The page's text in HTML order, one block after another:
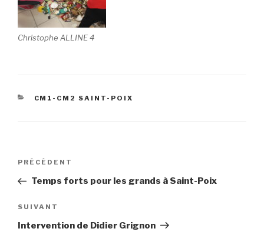
Christophe ALLINE 4
CATÉGORIES
CM1-CM2 SAINT-POIX
Navigation
l’article
Article
précédent
PRÉCÉDENT
Temps forts pour les grands à Saint-Poix
Article
suivant
SUIVANT
Intervention de Didier Grignon